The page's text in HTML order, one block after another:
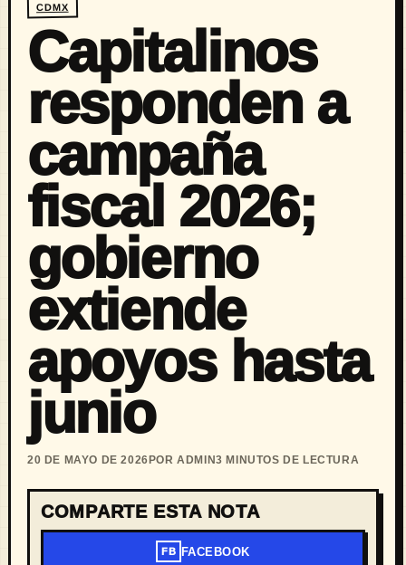
CDMX
Capitalinos
responden a
campaña
fiscal 2026;
gobierno
extiende
apoyos hasta
junio
20 DE MAYO DE 2026 POR ADMIN3 MINUTOS DE LECTURA
COMPARTE ESTA NOTA
FB FACEBOOK